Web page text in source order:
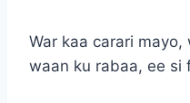
War kaa carari
waan ku rabaa, ee si